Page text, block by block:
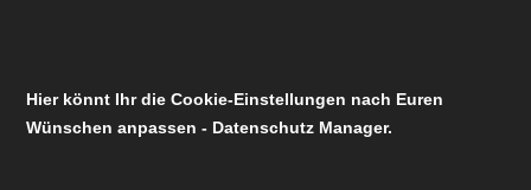
Hier könnt Ihr die Cookie-Einstellungen nach Euren
Wünschen anpassen - Datenschutz Manager.